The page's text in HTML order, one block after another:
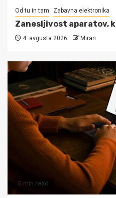
Od tu in tam Zabavna elektronika
Zanesljivost aparatov,
4. avgusta 2026 Miran
5 min read